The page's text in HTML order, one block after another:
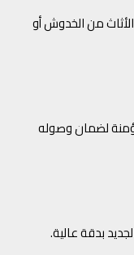
من الخدوش أو
لضمان وصوله
بدقة عالية.